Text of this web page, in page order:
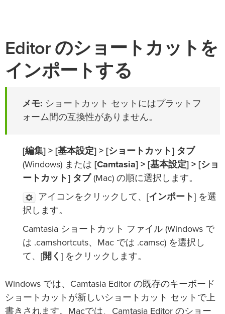
Editor のショートカットを
インポートする
メモ: ショートカット セットにはプラットフ
ォーム間の互換性がありません。
[編集] > [基本設定] > [ショートカット] タブ
(Windows) または [Camtasia] > [基本設定] > [ショ
ートカット] タブ (Mac) の順に選択します。
アイコンをクリックして、[インポート] を選
択します。
Camtasia ショートカット ファイル (Windows で
は .camshortcuts、Mac では .camsc) を選択し
て、[開く ] をクリックします。
Windows では、Camtasia Editor の既存のキーボード
ショートカットが新しいショートカット セットで上
書きされます。Macでは、Camtasia Editor のショー